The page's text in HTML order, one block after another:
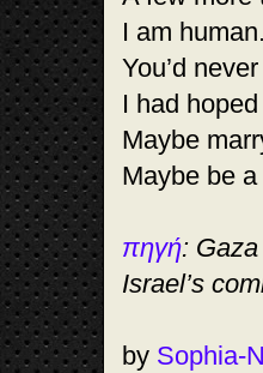
I am
You’d
I had
Maybe
Maybe be
πηγή:
Israel’s
by Sophia-